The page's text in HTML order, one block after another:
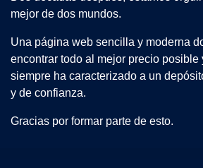
mejor de dos mundos.
Una página web sencilla y moderna
encontrar todo al mejor precio posible
siempre ha caracterizado a un
y de confianza.
Gracias por formar parte de esto.